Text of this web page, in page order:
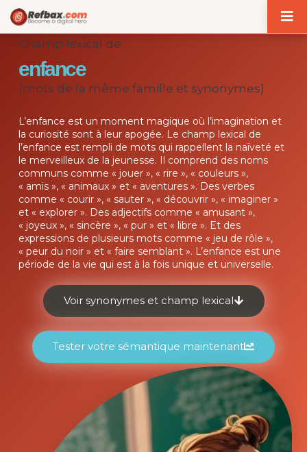
Champ lexical de
enfance
(mots de la même famille et synonymes)
L’enfance est un moment magique où l’imagination et
la curiosité sont à leur apogée. Le champ lexical de
l’enfance est rempli de mots qui rappellent la naïveté et
le merveilleux de la jeunesse. Il comprend des noms
communs comme « jouer », « rire », « couleurs »,
« amis », « animaux » et « aventures ». Des verbes
comme « courir », « sauter », « découvrir », « imaginer »
et « explorer ». Des adjectifs comme « amusant »,
« joyeux », « sincère », « pur » et « libre ». Et des
expressions de plusieurs mots comme « jeu de rôle »,
« peur du noir » et « faire semblant ». L’enfance est une
période de la vie qui est à la fois unique et universelle.
Voir synonymes et champ lexical
Tester votre sémantique maintenant
Panneau de gestion des cookies